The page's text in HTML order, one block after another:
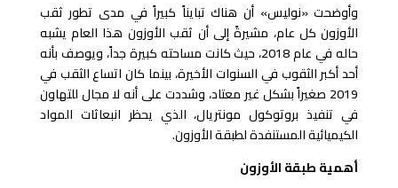
وأوضحت «نوليس» أن هناك تبايناً كبيراً في مدى تطور ثقب
الأوزون كل عام، مشيرةً إلى أن ثقب الأوزون هذا العام يشبه
حاله في عام 2018، حيث كانت مساحته كبيرة جداً، ويوصف بأنه
أحد أكبر الثقوب في السنوات الأخيرة، بينما كان اتساع الثقب في
2019 صغيراً بشكل غير معتاد، وشددت على أنه لا مجال للتهاون
في تنفيذ بروتوكول مونتريال، الذي يحظر انبعاثات المواد
الكيميائية المستنفدة لطبقة الأوزون.
أهمية طبقة الأوزون